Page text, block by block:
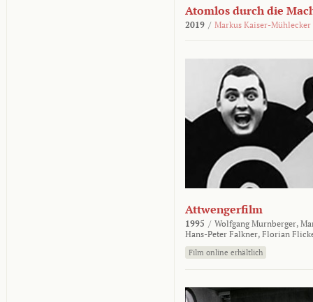
Atomlos durch die
2019 / Markus Kaiser-Mühlecker
Attwengerfilm
1995 / Wolfgang Murnberger,
Hans-Peter Falkner, Florian
Film online erhältlich